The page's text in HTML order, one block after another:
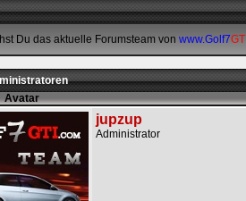
Bei jedem Besuch
automatisch einloggen.
Onlinestatus verstecken.
Du das aktuelle Forumsteam von www.Golf7GTI
Avatar
jupzup
Administrator